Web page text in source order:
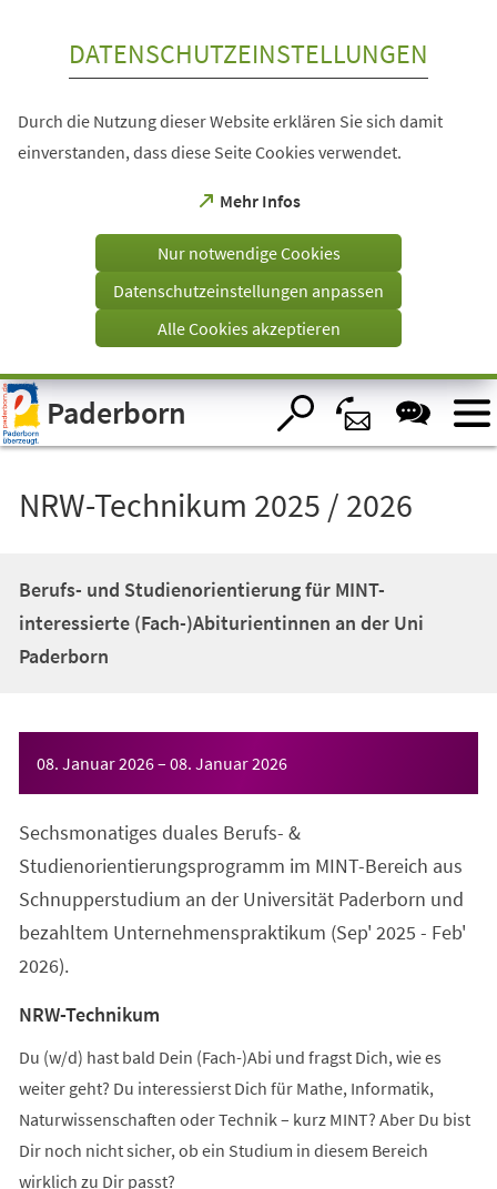
Visuelle
Assistenzsoftware
öffnen.
DATENSCHUTZEINSTELLUNGEN
Durch die Nutzung dieser Website erklären Sie sich damit
einverstanden, dass diese Seite Cookies verwendet.
Mehr Infos
(Öffnet
einem
Tab)
Nur notwendige Cookies
Datenschutzeinstellungen anpassen
Alle Cookies akzeptieren
Paderborn
NRW-Technikum 2025 / 2026
Berufs- und Studienorientierung für MINT-
interessierte (Fach-)Abiturientinnen an der Uni
Paderborn
08. Januar 2026– 08. Januar 2026
Sechsmonatiges duales Berufs- &
Studienorientierungsprogramm im MINT-Bereich aus
Schnupperstudium an der Universität Paderborn und
bezahltem Unternehmenspraktikum (Sep' 2025 - Feb'
2026).
NRW-Technikum
Du (w/d) hast bald Dein (Fach-)Abi und fragst Dich, wie es
weiter geht? Du interessierst Dich für Mathe, Informatik,
Naturwissenschaften oder Technik – kurz MINT? Aber Du bist
Dir noch nicht sicher, ob ein Studium in diesem Bereich
wirklich zu Dir passt?